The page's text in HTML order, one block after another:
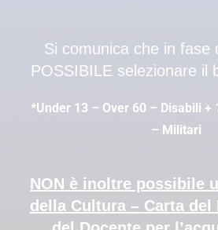
Si comunica che in fase
POSSIBILE selezionare il
*Under 13 – Over 60 – Disabili +
– Militari
NON è inoltre possibile
della Cultura – Carta del